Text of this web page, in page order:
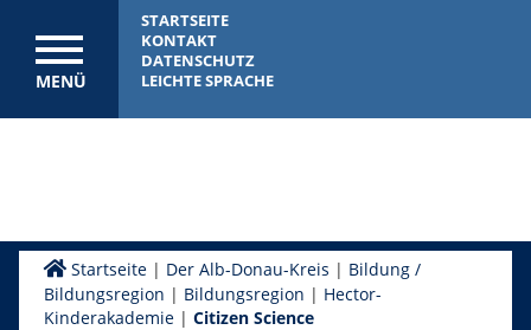
MENÜ
STARTSEITE
KONTAKT
DATENSCHUTZ
LEICHTE SPRACHE
Startseite| Der Alb-Donau-Kreis | Bildung /
Bildungsregion | Bildungsregion | Hector-
Kinderakademie| Citizen Science